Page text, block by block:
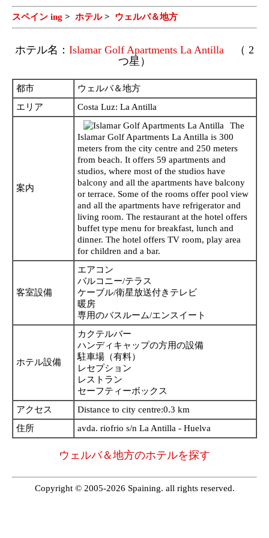
スペイン ing > ホテル> ウェルバ＆地方
ホテル名： Islamar Golf Apartments La Antilla （ 2
つ星）
都市
ウェルバ＆地方
エリア
Costa Luz: La Antilla
案内
The
Islamar Golf Apartments La Antilla is 300
meters from the city centre and 250 meters
from beach. It offers 59 apartments and
studios, where most of the studios have
balcony and all the apartments have balcony
or terrace. Some of the rooms offer pool view
and all the apartments have refrigerator and
living room. The restaurant at the hotel offers
buffet type menu for breakfast, lunch and
dinner. The hotel offers TV room, play area
for children and a bar.
客室設備
エアコン
バルコニー/テラス
ケーブル/衛星放送付きテレビ
暖房
専用のバスルーム/エンスイート
ホテル設備
カクテルバー
ハンディキャップの方用の設備
駐車場（有料）
レセプション
レストラン
セーフティーボックス
アクセス
Distance to city centre:0.3 km
住所
avda. riofrio s/n La Antilla - Huelva
ウェルバ＆地方のホテルを探す
Copyright © 2005-2026 Spaining. all rights reserved.